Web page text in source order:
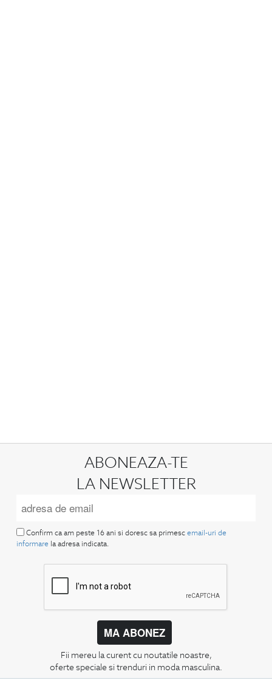
ABONEAZA-TE
LA NEWSLETTER
Confirm ca am peste 16 ani si doresc sa primesc email-uri de
informare la adresa indicata.
MA ABONEZ
Fii mereu la curent cu noutatile noastre,
oferte speciale si trenduri in moda masculina.